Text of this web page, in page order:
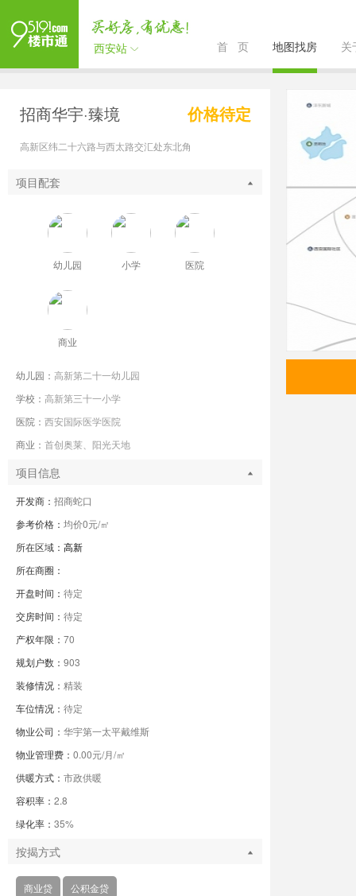
西安站 首 页 地图找房 关
招商华宇·臻境 价格待定
高新区纬二十六路与西太路交汇处东北角
项目配套
幼儿园 小学 医院
商业
幼儿园： 高新第二十一幼儿园
学校： 高新第三十一小学
医院： 西安国际医学医院
商业： 首创奥莱、阳光天地
项目信息
开发商： 招商蛇口
参考价格： 均价0元/㎡
所在区域： 高新
所在商圈：
开盘时间： 待定
交房时间： 待定
产权年限： 70
规划户数： 903
装修情况： 精装
车位情况： 待定
物业公司： 华宇第一太平戴维斯
物业管理费： 0.00元/月/㎡
供暖方式： 市政供暖
容积率： 2.8
绿化率： 35%
按揭方式
商业贷 公积金贷